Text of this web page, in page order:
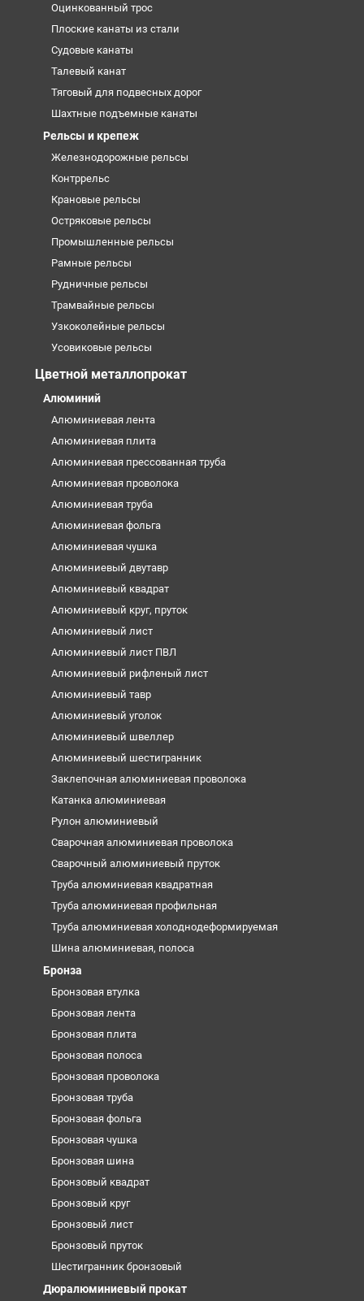
Оцинкованный трос
Плоские канаты из стали
Судовые канаты
Талевый канат
Тяговый для подвесных дорог
Шахтные подъемные канаты
Рельсы и крепеж
Железнодорожные рельсы
Контррельс
Крановые рельсы
Остряковые рельсы
Промышленные рельсы
Рамные рельсы
Рудничные рельсы
Трамвайные рельсы
Узкоколейные рельсы
Усовиковые рельсы
Цветной металлопрокат
Алюминий
Алюминиевая лента
Алюминиевая плита
Алюминиевая прессованная труба
Алюминиевая проволока
Алюминиевая труба
Алюминиевая фольга
Алюминиевая чушка
Алюминиевый двутавр
Алюминиевый квадрат
Алюминиевый круг, пруток
Алюминиевый лист
Алюминиевый лист ПВЛ
Алюминиевый рифленый лист
Алюминиевый тавр
Алюминиевый уголок
Алюминиевый швеллер
Алюминиевый шестигранник
Заклепочная алюминиевая проволока
Катанка алюминиевая
Рулон алюминиевый
Сварочная алюминиевая проволока
Сварочный алюминиевый пруток
Труба алюминиевая квадратная
Труба алюминиевая профильная
Труба алюминиевая холоднодеформируемая
Шина алюминиевая, полоса
Бронза
Бронзовая втулка
Бронзовая лента
Бронзовая плита
Бронзовая полоса
Бронзовая проволока
Бронзовая труба
Бронзовая фольга
Бронзовая чушка
Бронзовая шина
Бронзовый квадрат
Бронзовый круг
Бронзовый лист
Бронзовый пруток
Шестигранник бронзовый
Дюралюминиевый прокат